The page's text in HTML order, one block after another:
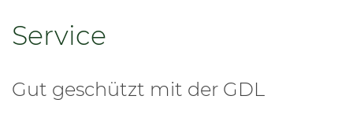
Service
Gut geschützt mit der GDL